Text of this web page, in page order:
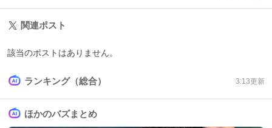
関連ポスト
該当のポストはありません。
ランキング（総合） 3:13更新
ほかのバズまとめ